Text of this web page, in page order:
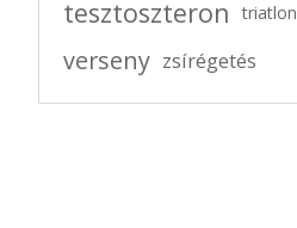
tesztoszteron triatlon
verseny zsírégetés